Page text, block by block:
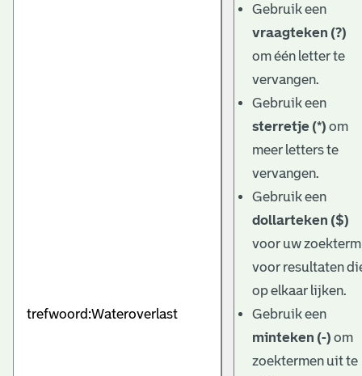
Gebruik een
vraagteken (?)
om één letter te
vervangen.
Gebruik een
sterretje (*) om
meer letters te
vervangen.
Gebruik een
dollarteken ($)
voor uw zoekterm
voor resultaten
op elkaar lijken.
Gebruik een
minteken (-) om
zoektermen uit te